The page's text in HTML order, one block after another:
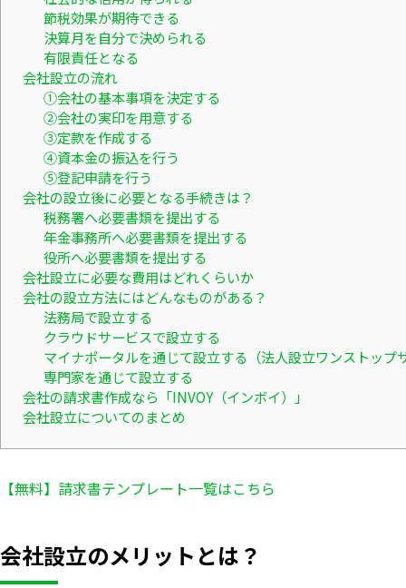
節税効果が期待できる
決算月を自分で決められる
有限責任となる
会社設立の流れ
①会社の基本事項を決定する
②会社の実印を用意する
③定款を作成する
④資本金の振込を行う
⑤登記申請を行う
会社の設立後に必要となる手続きは？
税務署へ必要書類を提出する
年金事務所へ必要書類を提出する
役所へ必要書類を提出する
会社設立に必要な費用はどれくらいか
会社の設立方法にはどんなものがある？
法務局で設立する
クラウドサービスで設立する
マイナポータルを通じて設立する（法人設立ワンストップ
専門家を通じて設立する
会社の請求書作成なら「INVOY（インボイ）」
会社設立についてのまとめ
【無料】請求書テンプレート一覧はこちら
会社設立のメリットとは？